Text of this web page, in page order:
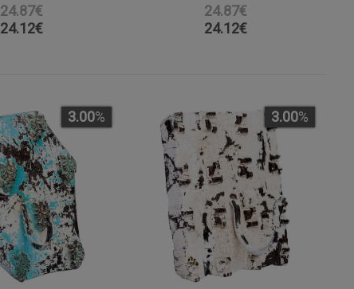
24.87€
24.12€
24.87€
24.12€
3.00% 3.00%